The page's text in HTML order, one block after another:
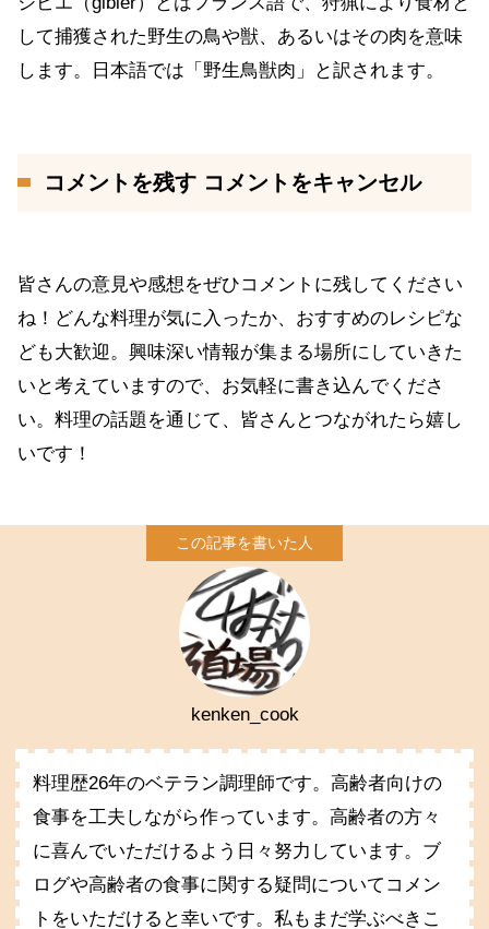
して捕獲された野生の鳥や獣、あるいはその肉を意味
します。日本語では「野生鳥獣肉」と訳されます。
コメントを残す コメントをキャンセル
皆さんの意見や感想をぜひコメントに残してください
ね！どんな料理が気に入ったか、おすすめのレシピな
ども大歓迎。興味深い情報が集まる場所にしていきた
いと考えていますので、お気軽に書き込んでくださ
い。料理の話題を通じて、皆さんとつながれたら嬉し
いです！
kenken_cook
料理歴26年のベテラン調理師です。高齢者向けの
食事を工夫しながら作っています。高齢者の方々
に喜んでいただけるよう日々努力しています。ブ
ログや高齢者の食事に関する疑問についてコメン
トをいただけると幸いです。私もまだ学ぶべきこ